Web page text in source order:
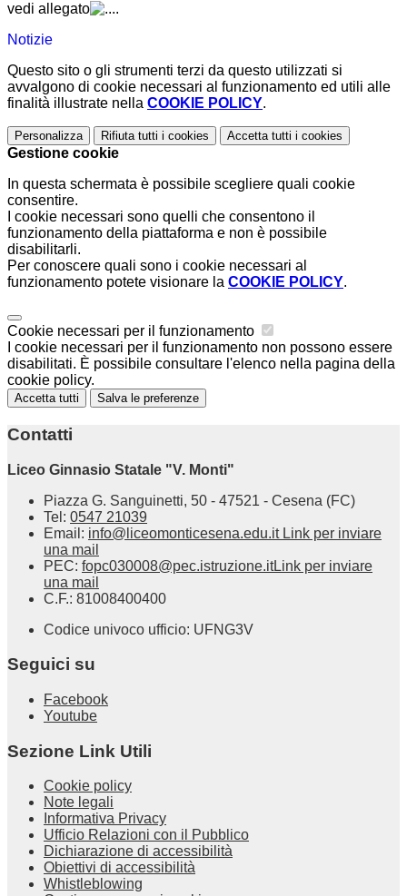
vedi allegato
Notizie
Questo sito o gli strumenti terzi da questo utilizzati si
avvalgono di cookie necessari al funzionamento ed utili alle
finalità illustrate nella COOKIE POLICY.
Personalizza Rifiuta tutti i cookies Accetta tutti i cookies
Gestione cookie
In questa schermata è possibile scegliere quali cookie
consentire.
I cookie necessari sono quelli che consentono il
funzionamento della piattaforma e non è possibile
disabilitarli.
Per conoscere quali sono i cookie necessari al
funzionamento potete visionare la COOKIE POLICY.
Cookie necessari per il funzionamento
I cookie necessari per il funzionamento non possono essere
disabilitati. È possibile consultare l'elenco nella pagina della
cookie policy.
Accetta tutti Salva le preferenze
Contatti
Liceo Ginnasio Statale "V. Monti"
Piazza G. Sanguinetti, 50 - 47521 - Cesena (FC)
Tel: 0547 21039
Email: info@liceomonticesena.edu.it Link per inviare
una mail
PEC: fopc030008@pec.istruzione.itLink per inviare
una mail
C.F.: 81008400400
Codice univoco ufficio: UFNG3V
Seguici su
Facebook
Youtube
Sezione Link Utili
Cookie policy
Note legali
Informativa Privacy
Ufficio Relazioni con il Pubblico
Dichiarazione di accessibilità
Obiettivi di accessibilità
Whistleblowing